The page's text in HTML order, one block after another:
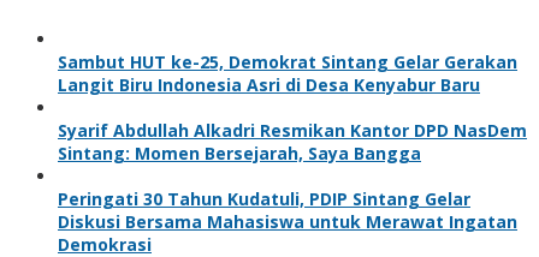
Sambut HUT ke-25, Demokrat Sintang Gelar Gerakan
Langit Biru Indonesia Asri di Desa Kenyabur Baru
Syarif Abdullah Alkadri Resmikan Kantor DPD NasDem
Sintang: Momen Bersejarah, Saya Bangga
Peringati 30 Tahun Kudatuli, PDIP Sintang Gelar
Diskusi Bersama Mahasiswa untuk Merawat Ingatan
Demokrasi